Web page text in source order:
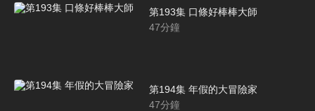
第193集 口條好棒棒大師
47分鐘
第194集 年假的大冒險家
47分鐘